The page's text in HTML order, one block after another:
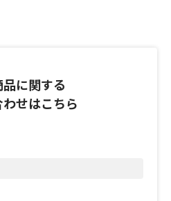
に関する
せはこちら